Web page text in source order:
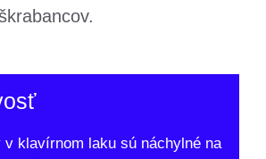
v klavírnom laku sú náchylné na